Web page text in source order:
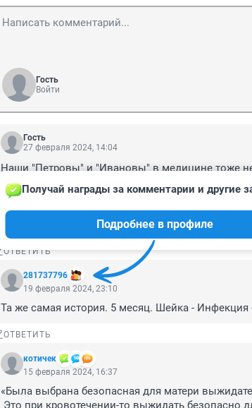
Гость
Войти
Гость
27 февраля 2024, 14:04
Наши "Петровы" и "Ивановы" в медицине тоже
внутренних органов. Смотрит и молчит в
то буркнула, второй раз говорю "ну как?" на
"если молчу значит все в порядке". Капец, я
такие врачи и в 14 поликлиннике на Демакова 2.
ОТВЕТИТЬ
281737796
Получай награды за комментарии и другие
Подробнее в профиле
19 февраля 2024, 23:10
Та же самая история. 5 месяц. Шейка -
ОТВЕТИТЬ
котичек
15 февраля 2024, 16:37
«Была выбрана безопасная для матери